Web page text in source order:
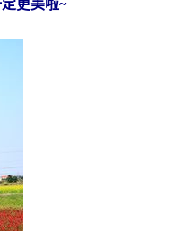
更美啦~